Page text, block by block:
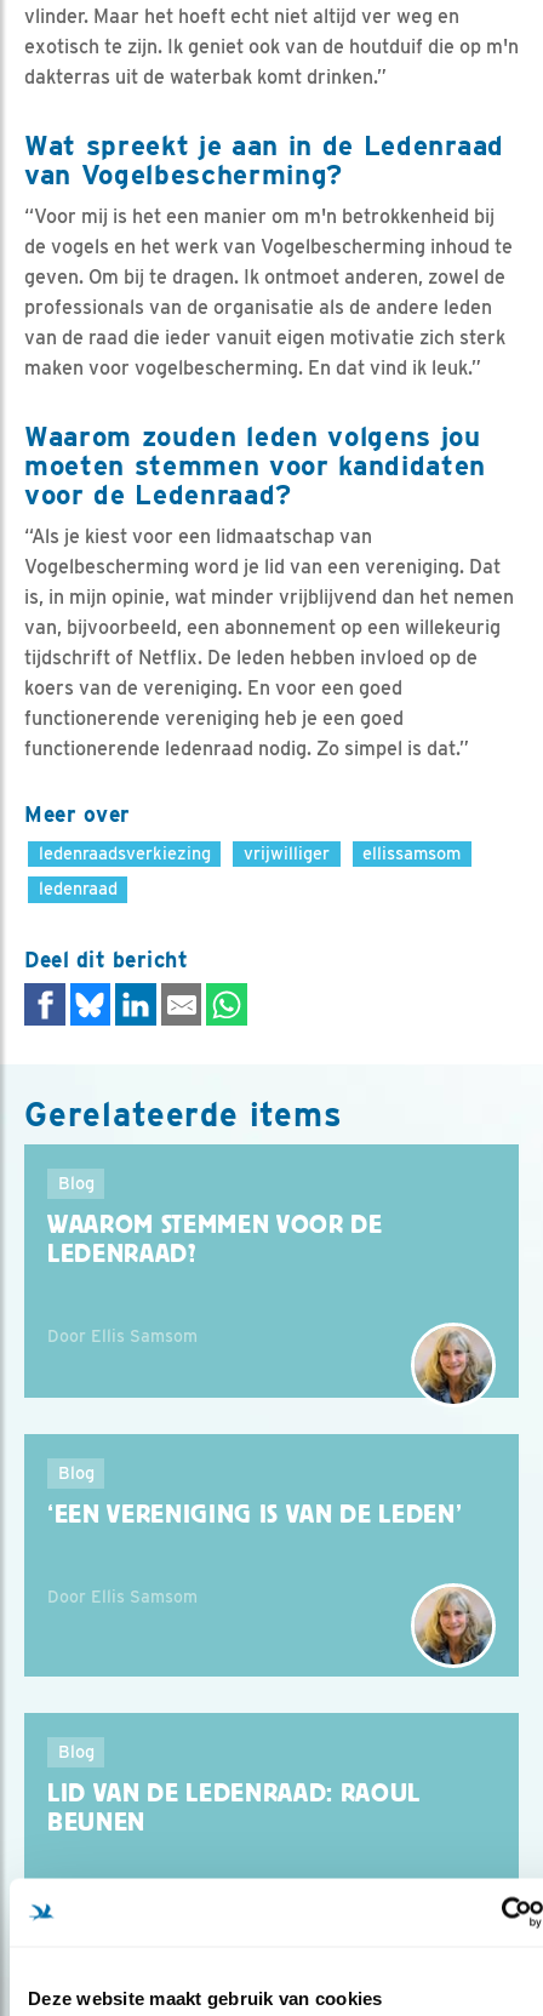
Deze website maakt gebruik van cookies
vlinder. Maar het hoeft echt niet altijd ver weg en
exotisch te zijn. Ik geniet ook van de houtduif die op m'n
dakterras uit de waterbak komt drinken.”
Wat spreekt je aan in de Ledenraad
van Vogelbescherming?
“Voor mij is het een manier om m'n betrokkenheid bij
de vogels en het werk van Vogelbescherming inhoud te
geven. Om bij te dragen. Ik ontmoet anderen, zowel de
professionals van de organisatie als de andere leden
van de raad die ieder vanuit eigen motivatie zich sterk
maken voor vogelbescherming. En dat vind ik leuk.”
Waarom zouden leden volgens jou
moeten stemmen voor kandidaten
voor de Ledenraad?
“Als je kiest voor een lidmaatschap van
Vogelbescherming word je lid van een vereniging. Dat
is, in mijn opinie, wat minder vrijblijvend dan het nemen
van, bijvoorbeeld, een abonnement op een willekeurig
tijdschrift of Netflix. De leden hebben invloed op de
koers van de vereniging. En voor een goed
functionerende vereniging heb je een goed
functionerende ledenraad nodig. Zo simpel is dat.”
Meer over
ledenraadsverkiezing vrijwilliger
ellissamsom
ledenraad
Deel dit bericht
Gerelateerde items
Blog
WAAROM STEMMEN VOOR DE
LEDENRAAD?
Door Ellis Samsom
Blog
‘EEN VERENIGING IS VAN DE LEDEN’
Door Ellis Samsom
Blog
LID VAN DE LEDENRAAD: RAOUL
BEUNEN
Door Ellis Samsom